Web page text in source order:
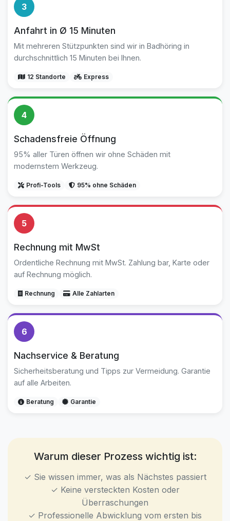
3
Anfahrt in Ø 15 Minuten
Mit mehreren Stützpunkten sind wir in Badhöring in
durchschnittlich 15 Minuten bei Ihnen.
12 Standorte Express
4
Schadensfreie Öffnung
95% aller Türen öffnen wir ohne Schäden mit
modernstem Werkzeug.
Profi-Tools 95% ohne Schäden
5
Rechnung mit MwSt
Ordentliche Rechnung mit MwSt. Zahlung bar, Karte oder
auf Rechnung möglich.
Rechnung Alle Zahlarten
6
Nachservice & Beratung
Sicherheitsberatung und Tipps zur Vermeidung. Garantie
auf alle Arbeiten.
Beratung Garantie
Warum dieser Prozess wichtig ist:
✓ Sie wissen immer, was als Nächstes passiert
✓ Keine versteckten Kosten oder
Überraschungen
✓ Professionelle Abwicklung vom ersten bis